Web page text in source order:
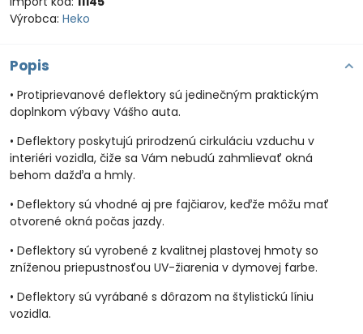
Výrobca: Heko
Popis
• Protiprievanové deflektory sú jedinečným praktickým
doplnkom výbavy Vášho auta.
• Deflektory poskytujú prirodzenú cirkuláciu vzduchu v
interiéri vozidla, čiže sa Vám nebudú zahmlievať okná
behom dažďa a hmly.
• Deflektory sú vhodné aj pre fajčiarov, keďže môžu mať
otvorené okná počas jazdy.
• Deflektory sú vyrobené z kvalitnej plastovej hmoty so
zníženou priepustnosťou UV-žiarenia v dymovej farbe.
• Deflektory sú vyrábané s dôrazom na štylistickú líniu
vozidla.